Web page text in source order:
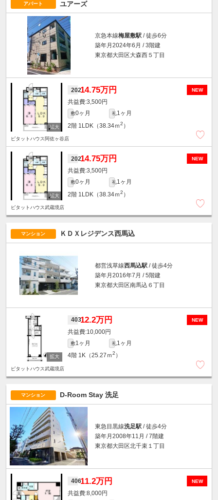
アパート ユアーズ
京急本線梅屋敷駅 / 徒歩6分
築年月2024年6月 / 3階建
東京都大田区大森西５丁目
NEW
20214.75万円
3,500円
敷0ヶ月 礼1ヶ月
2階 1LDK（38.34ｍ2 ）
ピタットハウス阿佐ヶ谷店
NEW
20214.75万円
3,500円
敷0ヶ月 礼1ヶ月
2階 1LDK（38.34ｍ2 ）
ピタットハウス武蔵境店
マンション ＫＤＸレジデンス西馬込
都営浅草線西馬込駅 / 徒歩4分
築年月2016年7月 / 5階建
東京都大田区南馬込６丁目
NEW
40312.2万円
10,000円
敷1ヶ月 礼1ヶ月
4階 1K（25.27ｍ2 ）
ピタットハウス武蔵境店
マンション D-Room Stay 洗足
東急目黒線洗足駅 / 徒歩4分
築年月2008年11月 / 7階建
東京都大田区北千束１丁目
NEW
40611.2万円
8,000円